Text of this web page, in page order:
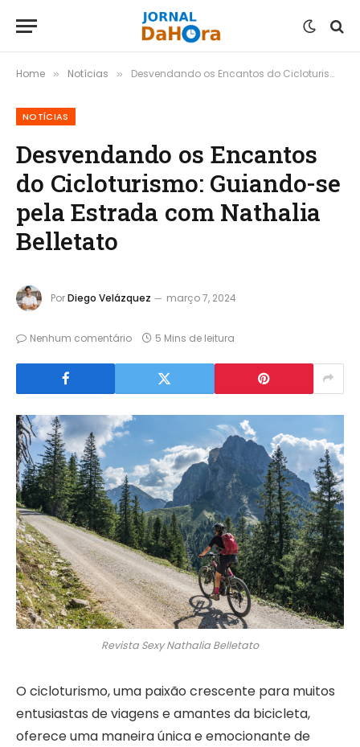
Home » Notícias » Desvendando os Encantos do Cicloturismo: Guiando-se pela Estrada com Nathalia Belletato
NOTÍCIAS
Desvendando os Encantos
do Cicloturismo: Guiando-se
pela Estrada com Nathalia
Belletato
PorDiego Velázquez março 7, 2024
Nenhum comentário 5 Mins de leitura
Revista Sexy Nathalia Belletato
O cicloturismo, uma paixão crescente para muitos
entusiastas de viagens e amantes da bicicleta,
oferece uma maneira única e emocionante de